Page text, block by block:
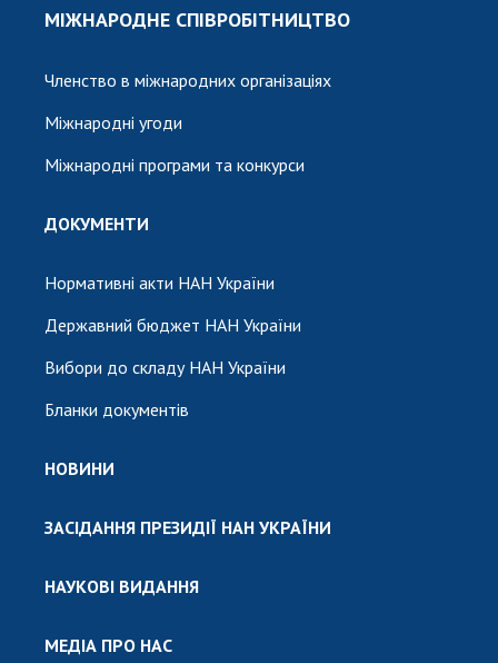
МІЖНАРОДНЕ СПІВРОБІТНИЦТВО
Членство в міжнародних організаціях
Міжнародні угоди
Міжнародні програми та конкурси
ДОКУМЕНТИ
Нормативні акти НАН України
Державний бюджет НАН України
Вибори до складу НАН України
Бланки документів
НОВИНИ
ЗАСІДАННЯ ПРЕЗИДІЇ НАН УКРАЇНИ
НАУКОВІ ВИДАННЯ
МЕДІА ПРО НАС